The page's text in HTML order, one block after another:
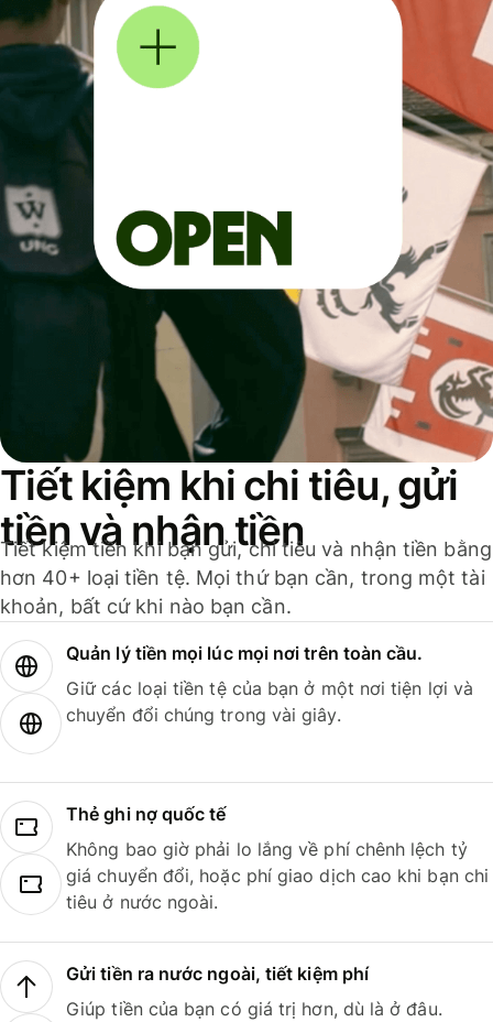
Tiết kiệm khi chi tiêu, gửi
tiền và nhận tiền
Tiết kiệm tiền khi bạn gửi, chi tiêu và nhận tiền bằng
hơn 40+ loại tiền tệ. Mọi thứ bạn cần, trong một tài
khoản, bất cứ khi nào bạn cần.
Quản lý tiền mọi lúc mọi nơi trên toàn cầu.
Giữ các loại tiền tệ của bạn ở một nơi tiện lợi và
chuyển đổi chúng trong vài giây.
Thẻ ghi nợ quốc tế
Không bao giờ phải lo lắng về phí chênh lệch tỷ
giá chuyển đổi, hoặc phí giao dịch cao khi bạn chi
tiêu ở nước ngoài.
Gửi tiền ra nước ngoài, tiết kiệm phí
Giúp tiền của bạn có giá trị hơn, dù là ở đâu.